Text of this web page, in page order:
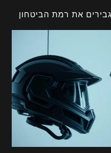
את רמת הביטחון